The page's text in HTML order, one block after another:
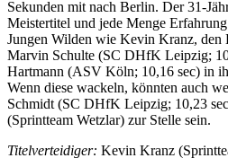
Sekunden mit nach Berlin. Der 31-
Meistertitel und jede Menge
Jungen Wilden wie Kevin Kranz, den
Marvin Schulte (SC DHfK Leipzig;
Hartmann (ASV Köln; 10,16 sec) in
Wenn diese wackeln, könnten auch
Schmidt (SC DHfK Leipzig; 10,23
(Sprintteam Wetzlar) zur Stelle sein.
Titelverteidiger: Kevin Kranz